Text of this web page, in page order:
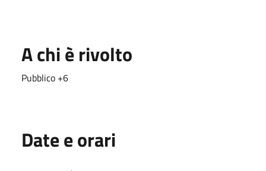
A chi è rivolto
Pubblico +6
Date e orari